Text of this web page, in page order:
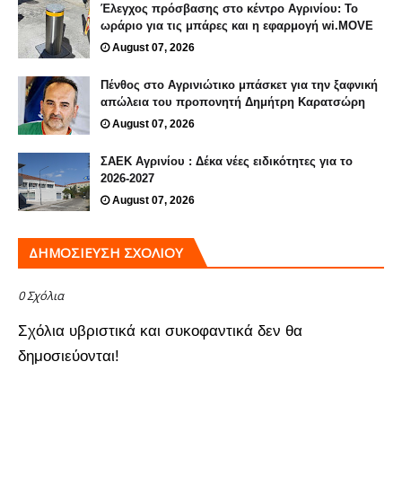
Έλεγχος πρόσβασης στο κέντρο Αγρινίου: Το
ωράριο για τις μπάρες και η εφαρμογή wi.MOVE
August 07, 2026
Πένθος στο Αγρινιώτικο μπάσκετ για την ξαφνική
απώλεια του προπονητή Δημήτρη Καρατσώρη
August 07, 2026
ΣΑΕΚ Αγρινίου : Δέκα νέες ειδικότητες για το
2026-2027
August 07, 2026
ΔΗΜΟΣΊΕΥΣΗ ΣΧΟΛΊΟΥ
0 Σχόλια
Σχόλια υβριστικά και συκοφαντικά δεν θα
δημοσιεύονται!